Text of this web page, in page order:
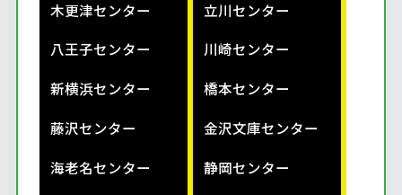
木更津センター
立川センター
八王子センター
川崎センター
新横浜センター
橋本センター
藤沢センター
金沢文庫センター
海老名センター
静岡センター